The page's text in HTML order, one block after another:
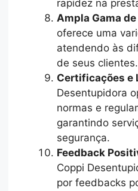
rapidez na
Ampla Gama
oferece uma
atendendo às
de seus clientes.
Certificações e
Desentupidora
normas e
garantindo
segurança.
Feedback
Coppi
por feedbacks